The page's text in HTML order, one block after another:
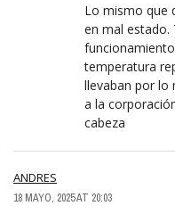
Lo mismo que
en mal estado.
temperatura
llevaban por lo
a la
cabeza
ANDRES
18 MAYO, 2025 AT 20:03